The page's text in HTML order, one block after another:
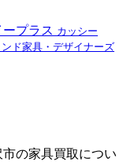
プラス カッシー
ド家具・デザイナーズ
市の家具買取につい